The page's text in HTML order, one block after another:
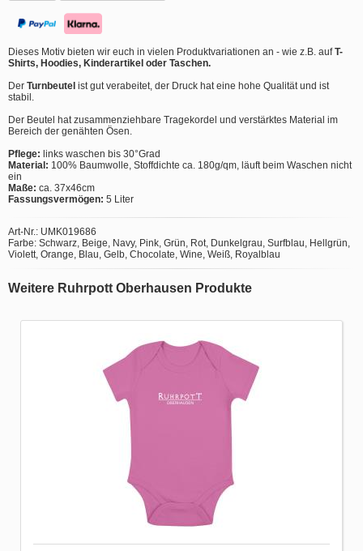
Dieses Motiv bieten wir euch in vielen Produktvariationen an - wie z.B. aufT-
Shirts, Hoodies, Kinderartikel oder Taschen.
Der Turnbeutel ist gut verabeitet, der Druck hat eine hohe Qualität und ist
stabil.
Der Beutel hat zusammenziehbare Tragekordel und verstärktes Material im
Bereich der genähten Ösen.
Pflege: links waschen bis 30°Grad
Material: 100% Baumwolle, Stoffdichte ca. 180g/qm, läuft beim Waschen nicht
ein
Maße: ca. 37x46cm
Fassungsvermögen: 5 Liter
Art-Nr.: UMK019686
Farbe: Schwarz, Beige, Navy, Pink, Grün, Rot, Dunkelgrau, Surfblau, Hellgrün,
Violett, Orange, Blau, Gelb, Chocolate, Wine, Weiß, Royalblau
Weitere Ruhrpott Oberhausen Produkte